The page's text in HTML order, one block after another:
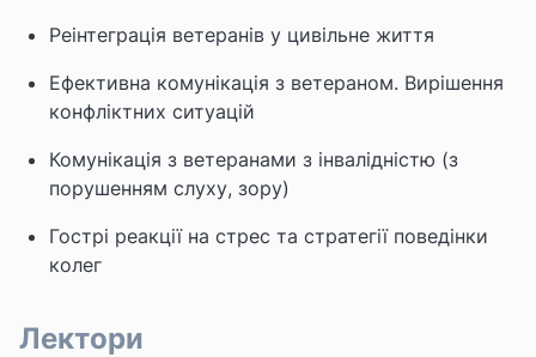
Реінтеграція ветеранів у цивільне життя
Ефективна комунікація з ветераном. Вирішення
конфліктних ситуацій
Комунікація з ветеранами з інвалідністю (з
порушенням слуху, зору)
Гострі реакції на стрес та стратегії поведінки
колег
Лектори